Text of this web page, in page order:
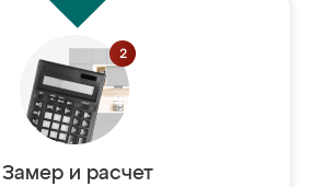
Замер и расчет